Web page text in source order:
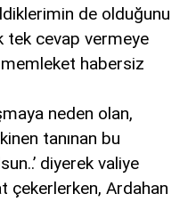
de olduğunu
tek cevap vermeye
habersiz
neden olan,
tanınan bu
diyerek valiye
çekerlerken, Ardahan